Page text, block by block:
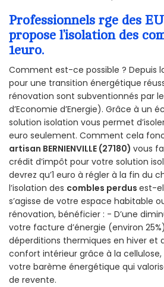
Professionnels rge des
propose l’isolation des
1euro.
Comment est-ce possible ? Depuis
pour une transition énergétique
rénovation sont subventionnés par
d’Economie d’Energie). Grâce à un
solution isolation vous permet
euro seulement. Comment cela
artisan BERNIENVILLE (27180) vous
crédit d’impôt pour votre solution
devrez qu’1 euro à régler à la fin du
l’isolation des combles perdus est-
s’agisse de votre espace habitable
rénovation, bénéficier : - D’une
votre facture d’énergie (environ
déperditions thermiques en hiver et
confort intérieur grâce à la cellulose,
votre barème énergétique qui
de revente.